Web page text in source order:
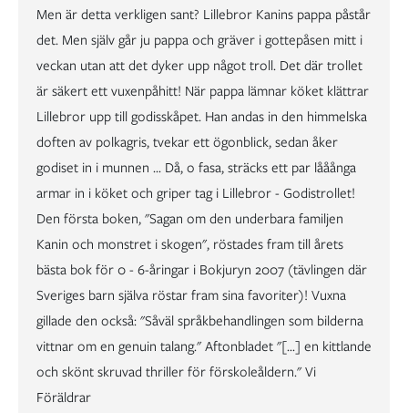
Men är detta verkligen sant? Lillebror Kanins pappa påstår
det. Men själv går ju pappa och gräver i gottepåsen mitt i
veckan utan att det dyker upp något troll. Det där trollet
är säkert ett vuxenpåhitt! När pappa lämnar köket klättrar
Lillebror upp till godisskåpet. Han andas in den himmelska
doften av polkagris, tvekar ett ögonblick, sedan åker
godiset in i munnen ... Då, o fasa, sträcks ett par lååånga
armar in i köket och griper tag i Lillebror - Godistrollet!
Den första boken, "Sagan om den underbara familjen
Kanin och monstret i skogen", röstades fram till årets
bästa bok för 0 - 6-åringar i Bokjuryn 2007 (tävlingen där
Sveriges barn själva röstar fram sina favoriter)! Vuxna
gillade den också: "Såväl språkbehandlingen som bilderna
vittnar om en genuin talang." Aftonbladet "[...] en kittlande
och skönt skruvad thriller för förskoleåldern." Vi
Föräldrar